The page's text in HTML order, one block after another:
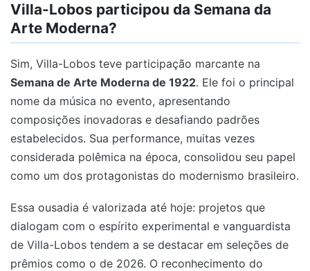
Villa-Lobos participou da Semana da
Arte Moderna?
Sim, Villa-Lobos teve participação marcante na
Semana de Arte Moderna de 1922. Ele foi o principal
nome da música no evento, apresentando
composições inovadoras e desafiando padrões
estabelecidos. Sua performance, muitas vezes
considerada polêmica na época, consolidou seu papel
como um dos protagonistas do modernismo brasileiro.
Essa ousadia é valorizada até hoje: projetos que
dialogam com o espírito experimental e vanguardista
de Villa-Lobos tendem a se destacar em seleções de
prêmios como o de 2026. O reconhecimento do